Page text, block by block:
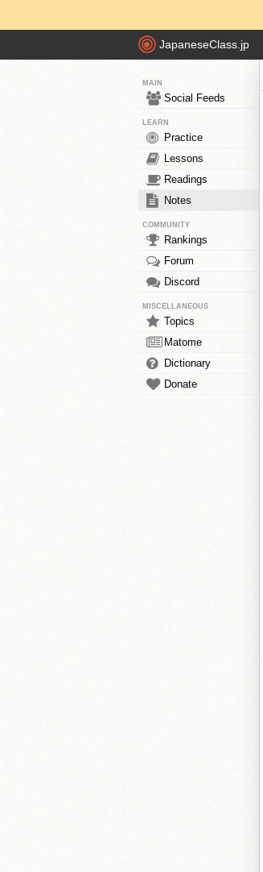
JapaneseClass.jp
MAIN
Social Feeds
LEARN
Practice
Lessons
Readings
Notes
COMMUNITY
Rankings
Forum
Discord
MISCELLANEOUS
Topics
Matome
Dictionary
Donate